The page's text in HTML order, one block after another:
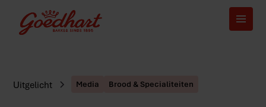
Uitgelicht Media Brood & Specialiteiten